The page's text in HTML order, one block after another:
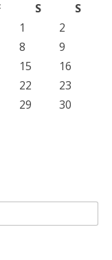
S
S
1
2
8
9
15
16
22
23
29
30